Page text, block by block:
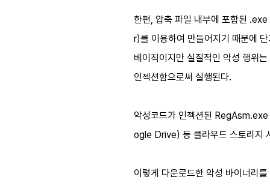
한편, 압축 파일 내부에 포함된
r)를 이용하여 만들어지기 때문에
베이직이지만 실질적인 악성 행
인젝션함으로써 실행된다.
악성코드가 인젝션된
ogle Drive) 등 클라우드 스토리지
이렇게 다운로드한 악성 바이너리